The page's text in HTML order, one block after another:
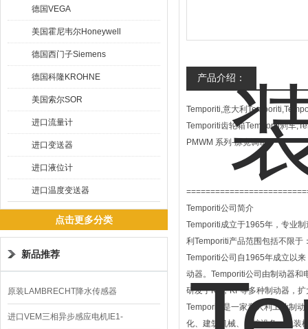
德国VEGA
美国霍尼韦尔Honeywell
德国西门子Siemens
德国科隆KROHNE
美国索尔SOR
进口流量计
进口变送器
进口液位计
进口温度变送器
点击更多分类
新品推荐
原装LAMBRECHT降水传感器
00.14575.20气象仪
进口VEM三相异步感应电机IE1-
产品介绍：
Temporiti,意大利
Temporiti齿轮箱Temporiti刹车
PMWM 系列-脉宽调制
Temporiti公司简介
Temporiti成立于1965年，专业
利Temporiti产品范围包括不限于
Temporiti公司自1965年成立以
动器。Temporiti公司由制动器和
研发了KL，KF等多种制动器，
‌Temporiti‌ 是一家意大利工业制
化、建筑机械、电镀设备、包装